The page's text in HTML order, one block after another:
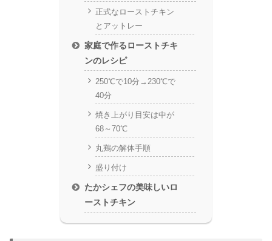
正式なローストチキン
とアットレー
家庭で作るローストチキ
ンのレシピ
250℃で10分→230℃で
40分
焼き上がり目安は中が
68～70℃
丸鶏の解体手順
盛り付け
たかシェフの美味しいロ
ーストチキン